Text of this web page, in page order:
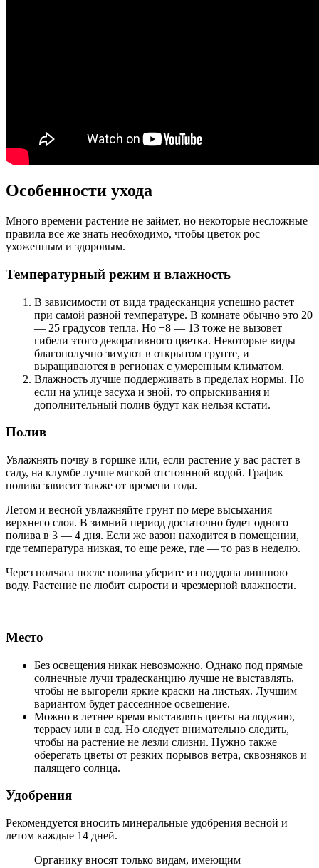
Особенности ухода
Много времени растение не займет, но некоторые несложные
правила все же знать необходимо, чтобы цветок рос
ухоженным и здоровым.
Температурный режим и влажность
В зависимости от вида традесканция успешно растет
при самой разной температуре. В комнате обычно это 20
— 25 градусов тепла. Но +8 — 13 тоже не вызовет
гибели этого декоративного цветка. Некоторые виды
благополучно зимуют в открытом грунте, и
выращиваются в регионах с умеренным климатом.
Влажность лучше поддерживать в пределах нормы. Но
если на улице засуха и зной, то опрыскивания и
дополнительный полив будут как нельзя кстати.
Полив
Увлажнять почву в горшке или, если растение у вас растет в
саду, на клумбе лучше мягкой отстоянной водой. График
полива зависит также от времени года.
Летом и весной увлажняйте грунт по мере высыхания
верхнего слоя. В зимний период достаточно будет одного
полива в 3 — 4 дня. Если же вазон находится в помещении,
где температура низкая, то еще реже, где — то раз в неделю.
Через полчаса после полива уберите из поддона лишнюю
воду. Растение не любит сырости и чрезмерной влажности.
Место
Без освещения никак невозможно. Однако под прямые
солнечные лучи традесканцию лучше не выставлять,
чтобы не выгорели яркие краски на листьях. Лучшим
вариантом будет рассеянное освещение.
Можно в летнее время выставлять цветы на лоджию,
террасу или в сад. Но следует внимательно следить,
чтобы на растение не лезли слизни. Нужно также
оберегать цветы от резких порывов ветра, сквозняков и
палящего солнца.
Удобрения
Рекомендуется вносить минеральные удобрения весной и
летом каждые 14 дней.
Органику вносят только видам, имеющим